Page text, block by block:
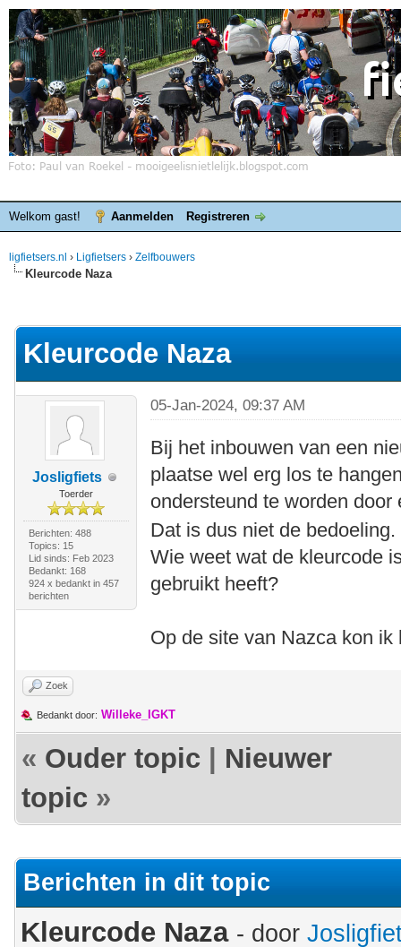
Welkom gast! Aanmelden Registreren
ligfietsers.nl › Ligfietsers › Zelfbouwers
Kleurcode Naza
Kleurcode Naza
Josligfiets
Toerder
Berichten: 488
Topics: 15
Lid sinds: Feb 2023
Bedankt: 168
924 x bedankt in 457
berichten
05-Jan-2024, 09:37 AM
Bij het inbouwen van een
plaatse wel erg los te
ondersteund te worden
Dat is dus niet de bedoeling.
Wie weet wat de kleurcode
gebruikt heeft?
Op de site van Nazca kon ik
Zoek
Bedankt door: Willeke_IGKT
« Ouder topic
Nieuwer
topic »
Berichten in dit topic
Kleurcode Naza - door